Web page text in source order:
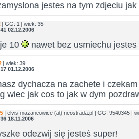
jestes na tym zdjeciu
| GG: 1 | wiek: 35
02.12.2006
10 nawet bez usmiechu
| wiek: 39
01.12.2006
dychacza na zachete i
wiec jak cos to jak w dym
| elvis-mazancowice (at) neostrada.pl | GG: 9540345 |
18.11.2006
odezwij się jesteś super!